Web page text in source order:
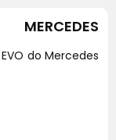
do Mercedes